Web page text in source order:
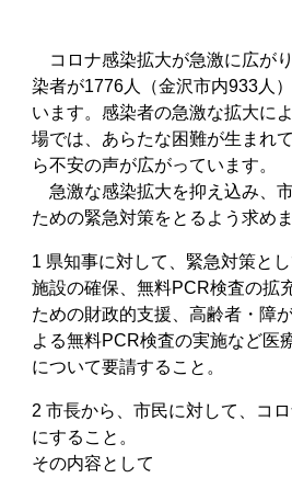
コロナ感染拡大が急激に広が
染者が1776人（金沢市内933人
います。感染者の急激な拡大に
場では、あらたな困難が生まれ
ら不安の声が広がっています。
急激な感染拡大を抑え込み、
ための緊急対策をとるよう求めま
1 県知事に対して、緊急対策と
施設の確保、無料PCR検査の拡
ための財政的支援、高齢者・障
よる無料PCR検査の実施など医
について要請すること。
2 市長から、市民に対して、コ
にすること。
その内容として